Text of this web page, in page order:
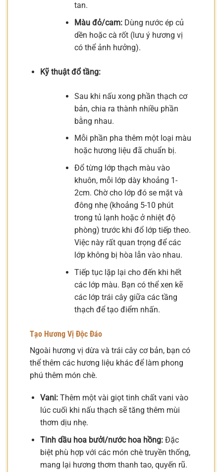
tan.
Màu đỏ/cam:Dùng nước ép củ
dền hoặc cà rốt (lưu ý hương vị
có thể ảnh hưởng).
Kỹ thuật đổ tầng:
Sau khi nấu xong phần thạch cơ
bản, chia ra thành nhiều phần
bằng nhau.
Mỗi phần pha thêm một loại màu
hoặc hương liệu đã chuẩn bị.
Đổ từng lớp thạch màu vào
khuôn, mỗi lớp dày khoảng 1-
2cm. Chờ cho lớp đó se mặt và
đông nhẹ (khoảng 5-10 phút
trong tủ lạnh hoặc ở nhiệt độ
phòng) trước khi đổ lớp tiếp theo.
Việc này rất quan trọng để các
lớp không bị hòa lẫn vào nhau.
Tiếp tục lặp lại cho đến khi hết
các lớp màu. Bạn có thể xen kẽ
các lớp trái cây giữa các tầng
thạch để tạo điểm nhấn.
Tạo Hương Vị Độc Đáo
Ngoài hương vị dừa và trái cây cơ bản, bạn có
thể thêm các hương liệu khác để làm phong
phú thêm món chè.
Vani:Thêm một vài giọt tinh chất vani vào
lúc cuối khi nấu thạch sẽ tăng thêm mùi
thơm dịu nhẹ.
Tinh dầu hoa bưởi/nước hoa hồng:Đặc
biệt phù hợp với các món chè truyền thống,
mang lại hương thơm thanh tao, quyến rũ.